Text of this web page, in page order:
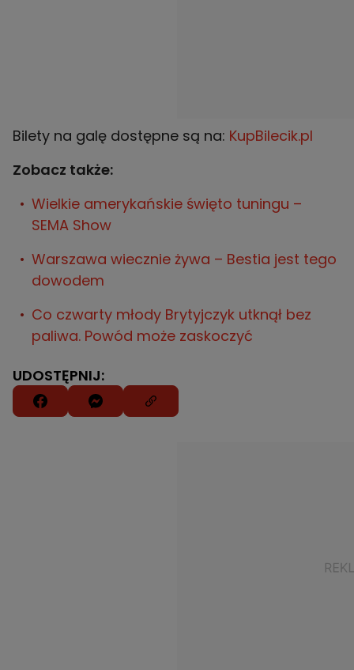
Bilety na galę dostępne są na: KupBilecik.pl
Zobacz także:
Wielkie amerykańskie święto tuningu –
SEMA Show
Warszawa wiecznie żywa – Bestia jest tego
dowodem
Co czwarty młody Brytyjczyk utknął bez
paliwa. Powód może zaskoczyć
UDOSTĘPNIJ: